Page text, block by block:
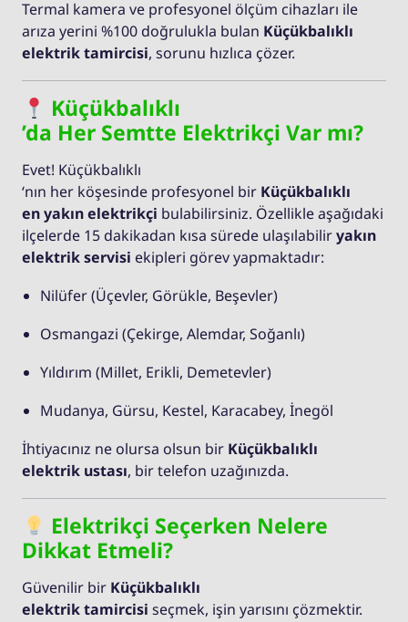
Termal kamera ve profesyonel ölçüm cihazları ile
arıza yerini %100 doğrulukla bulan Küçükbalıklı
elektrik tamircisi, sorunu hızlıca çözer.
Küçükbalıklı
’da Her Semtte Elektrikçi Var mı?
Evet! Küçükbalıklı
‘nın her köşesinde profesyonel bir Küçükbalıklı
en yakın elektrikçi bulabilirsiniz. Özellikle aşağıdaki
ilçelerde 15 dakikadan kısa sürede ulaşılabiliryakın
elektrik servisi ekipleri görev yapmaktadır:
Nilüfer (Üçevler, Görükle, Beşevler)
Osmangazi (Çekirge, Alemdar, Soğanlı)
Yıldırım (Millet, Erikli, Demetevler)
Mudanya, Gürsu, Kestel, Karacabey, İnegöl
İhtiyacınız ne olursa olsun bir Küçükbalıklı
elektrik ustası, bir telefon uzağınızda.
Elektrikçi Seçerken Nelere
Dikkat Etmeli?
Güvenilir bir Küçükbalıklı
elektrik tamircisi seçmek, işin yarısını çözmektir.